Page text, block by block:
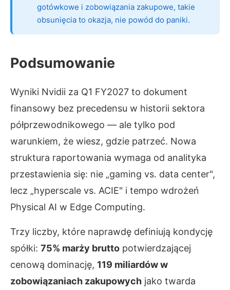
gotówkowe i zobowiązania zakupowe, takie
obsunięcia to okazja, nie powód do paniki.
Podsumowanie
Wyniki Nvidii za Q1 FY2027 to dokument
finansowy bez precedensu w historii sektora
półprzewodnikowego — ale tylko pod
warunkiem, że wiesz, gdzie patrzeć. Nowa
struktura raportowania wymaga od analityka
przestawienia się: nie „gaming vs. data center",
lecz „hyperscale vs. ACIE" i tempo wdrożeń
Physical AI w Edge Computing.
Trzy liczby, które naprawdę definiują kondycję
spółki: 75% marży brutto potwierdzającej
cenową dominację, 119 miliardów w
zobowiązaniach zakupowych jako twarda